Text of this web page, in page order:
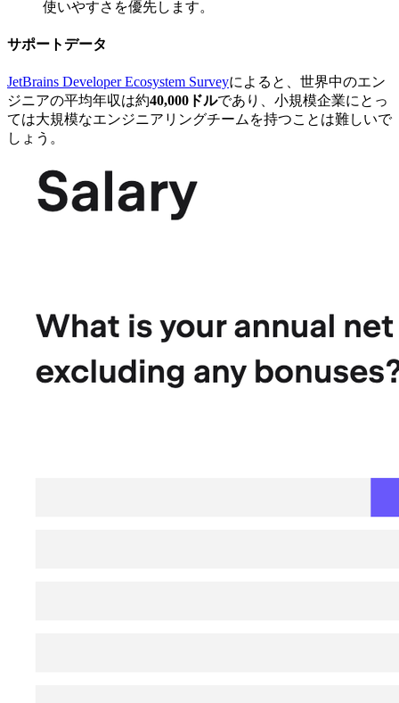
使いやすさを優先します。
サポートデータ
JetBrains Developer Ecosystem Surveyによると、世界中のエン
ジニアの平均年収は約40,000ドルであり、小規模企業にとっ
ては大規模なエンジニアリングチームを持つことは難しいで
しょう。